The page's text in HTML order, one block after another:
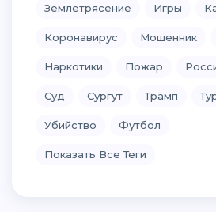
Землетрясение Игры
Коронавирус Мошенник
Наркотики Пожар
Суд Сургут Трамп
Убийство Футбол
Показать Все Теги